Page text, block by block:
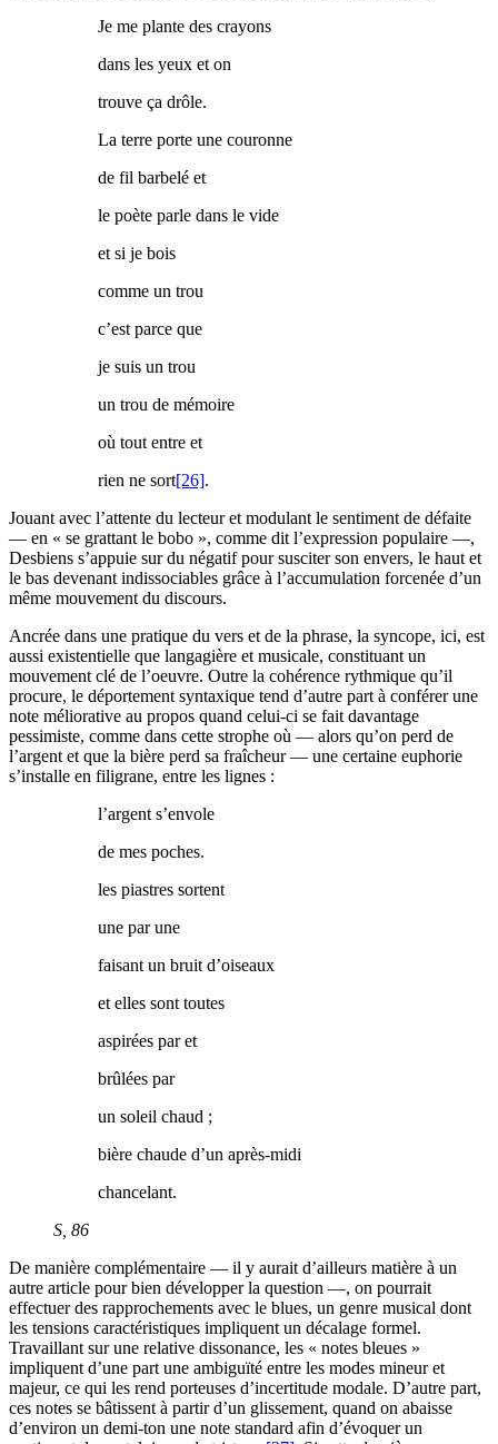
Je me plante des crayons
dans les yeux et on
trouve ça drôle.
La terre porte une couronne
de fil barbelé et
le poète parle dans le vide
et si je bois
comme un trou
c’est parce que
je suis un trou
un trou de mémoire
où tout entre et
rien ne sort[26].
Jouant avec l’attente du lecteur et modulant le sentiment de défaite
— en « se grattant le bobo », comme dit l’expression populaire —,
Desbiens s’appuie sur du négatif pour susciter son envers, le haut et
le bas devenant indissociables grâce à l’accumulation forcenée d’un
même mouvement du discours.
Ancrée dans une pratique du vers et de la phrase, la syncope, ici, est
aussi existentielle que langagière et musicale, constituant un
mouvement clé de l’oeuvre. Outre la cohérence rythmique qu’il
procure, le déportement syntaxique tend d’autre part à conférer une
note méliorative au propos quand celui-ci se fait davantage
pessimiste, comme dans cette strophe où — alors qu’on perd de
l’argent et que la bière perd sa fraîcheur — une certaine euphorie
s’installe en filigrane, entre les lignes :
l’argent s’envole
de mes poches.
les piastres sortent
une par une
faisant un bruit d’oiseaux
et elles sont toutes
aspirées par et
brûlées par
un soleil chaud ;
bière chaude d’un après-midi
chancelant.
S , 86
De manière complémentaire — il y aurait d’ailleurs matière à un
autre article pour bien développer la question —, on pourrait
effectuer des rapprochements avec le blues, un genre musical dont
les tensions caractéristiques impliquent un décalage formel.
Travaillant sur une relative dissonance, les « notes bleues »
impliquent d’une part une ambiguïté entre les modes mineur et
majeur, ce qui les rend porteuses d’incertitude modale. D’autre part,
ces notes se bâtissent à partir d’un glissement, quand on abaisse
d’environ un demi-ton une note standard afin d’évoquer un